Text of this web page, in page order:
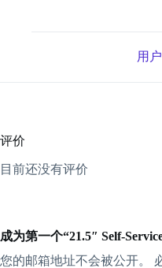
用
评价
目前还没有评价
成为第一个“21.5″ Self-
您的邮箱地址不会被公开。